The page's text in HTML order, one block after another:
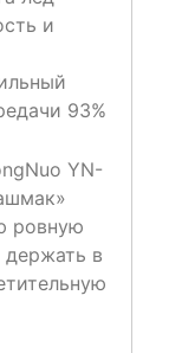
и
93%
YN-
ровную
держать в